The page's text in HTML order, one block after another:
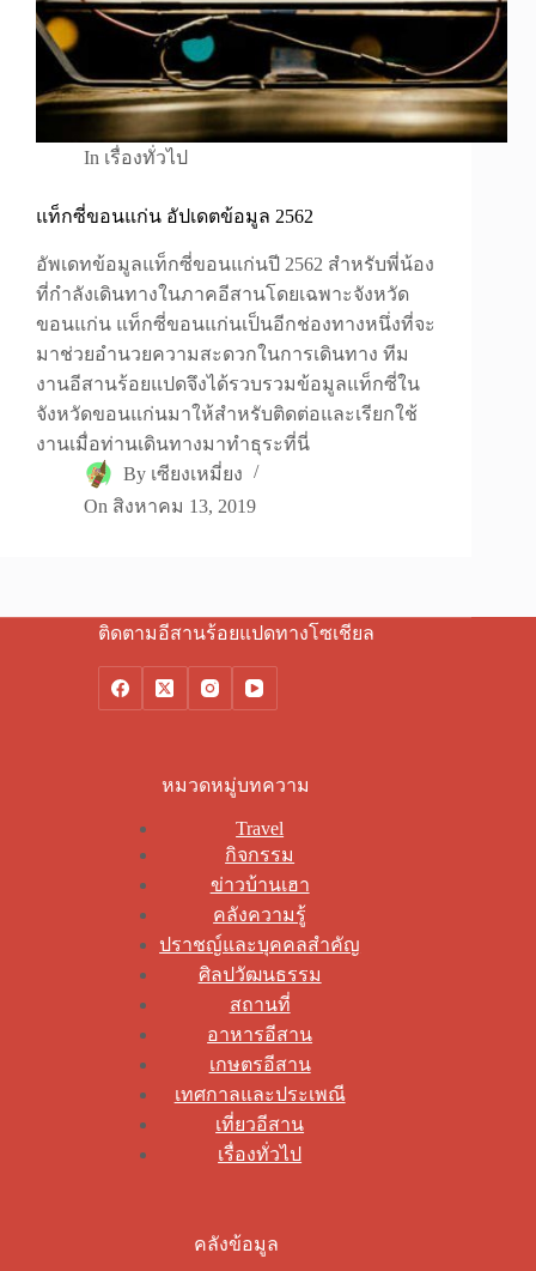
In เรื่องทั่วไป
แท็กซี่ขอนแก่น อัปเดตข้อมูล 2562
อัพเดทข้อมูลแท็กซี่ขอนแก่นปี 2562 สำหรับพี่น้อง
ที่กำลังเดินทางในภาคอีสานโดยเฉพาะจังหวัด
ขอนแก่น แท็กซี่ขอนแก่นเป็นอีกช่องทางหนึ่งที่จะ
มาช่วยอำนวยความสะดวกในการเดินทาง ทีม
งานอีสานร้อยแปดจึงได้รวบรวมข้อมูลแท็กซี่ใน
จังหวัดขอนแก่นมาให้สำหรับติดต่อและเรียกใช้
งานเมื่อท่านเดินทางมาทำธุระที่นี่
By เซียงเหมี่ยง
On สิงหาคม 13, 2019
ติดตามอีสานร้อยแปดทางโซเชียล
หมวดหมู่บทความ
Travel
กิจกรรม
ข่าวบ้านเฮา
คลังความรู้
ปราชญ์และบุคคลสำคัญ
ศิลปวัฒนธรรม
สถานที่
อาหารอีสาน
เกษตรอีสาน
เทศกาลและประเพณี
เที่ยวอีสาน
เรื่องทั่วไป
คลังข้อมูล